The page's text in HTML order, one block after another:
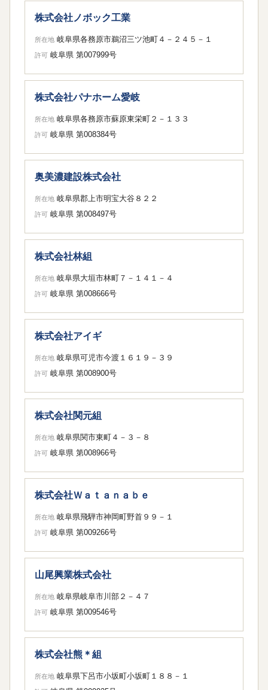
株式会社ノボック工業
所在地 岐阜県各務原市鵜沼三ツ池町４－２４５－１
許可 岐阜県 第007999号
株式会社パナホーム愛岐
所在地 岐阜県各務原市蘇原東栄町２－１３３
許可 岐阜県 第008384号
奥美濃建設株式会社
所在地 岐阜県郡上市明宝大谷８２２
許可 岐阜県 第008497号
株式会社林組
所在地 岐阜県大垣市林町７－１４１－４
許可 岐阜県 第008666号
株式会社アイギ
所在地 岐阜県可児市今渡１６１９－３９
許可 岐阜県 第008900号
株式会社関元組
所在地 岐阜県関市東町４－３－８
許可 岐阜県 第008966号
株式会社Ｗａｔａｎａｂｅ
所在地 岐阜県飛騨市神岡町野首９９－１
許可 岐阜県 第009266号
山尾興業株式会社
所在地 岐阜県岐阜市川部２－４７
許可 岐阜県 第009546号
株式会社熊＊組
所在地 岐阜県下呂市小坂町小坂町１８８－１